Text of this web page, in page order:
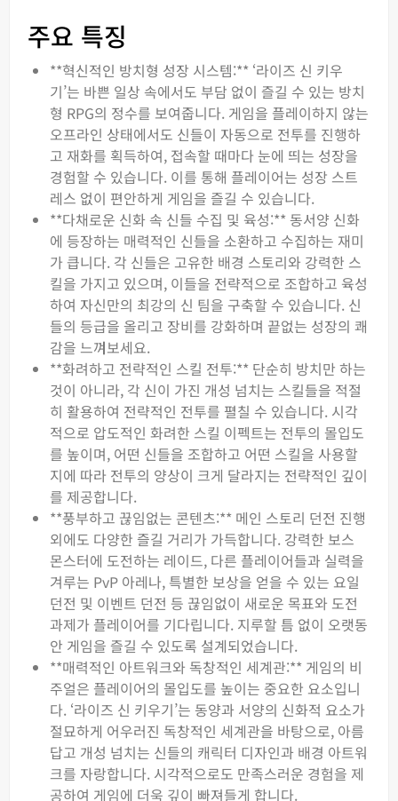
주요 특징
**혁신적인 방치형 성장 시스템:** ‘라이즈 신 키우
기’는 바쁜 일상 속에서도 부담 없이 즐길 수 있는 방치
형 RPG의 정수를 보여줍니다. 게임을 플레이하지 않는
오프라인 상태에서도 신들이 자동으로 전투를 진행하
고 재화를 획득하여, 접속할 때마다 눈에 띄는 성장을
경험할 수 있습니다. 이를 통해 플레이어는 성장 스트
레스 없이 편안하게 게임을 즐길 수 있습니다.
**다채로운 신화 속 신들 수집 및 육성:** 동서양 신화
에 등장하는 매력적인 신들을 소환하고 수집하는 재미
가 큽니다. 각 신들은 고유한 배경 스토리와 강력한 스
킬을 가지고 있으며, 이들을 전략적으로 조합하고 육성
하여 자신만의 최강의 신 팀을 구축할 수 있습니다. 신
들의 등급을 올리고 장비를 강화하며 끝없는 성장의 쾌
감을 느껴보세요.
**화려하고 전략적인 스킬 전투:** 단순히 방치만 하는
것이 아니라, 각 신이 가진 개성 넘치는 스킬들을 적절
히 활용하여 전략적인 전투를 펼칠 수 있습니다. 시각
적으로 압도적인 화려한 스킬 이펙트는 전투의 몰입도
를 높이며, 어떤 신들을 조합하고 어떤 스킬을 사용할
지에 따라 전투의 양상이 크게 달라지는 전략적인 깊이
를 제공합니다.
**풍부하고 끊임없는 콘텐츠:** 메인 스토리 던전 진행
외에도 다양한 즐길 거리가 가득합니다. 강력한 보스
몬스터에 도전하는 레이드, 다른 플레이어들과 실력을
겨루는 PvP 아레나, 특별한 보상을 얻을 수 있는 요일
던전 및 이벤트 던전 등 끊임없이 새로운 목표와 도전
과제가 플레이어를 기다립니다. 지루할 틈 없이 오랫동
안 게임을 즐길 수 있도록 설계되었습니다.
**매력적인 아트워크와 독창적인 세계관:** 게임의 비
주얼은 플레이어의 몰입도를 높이는 중요한 요소입니
다. ‘라이즈 신 키우기’는 동양과 서양의 신화적 요소가
절묘하게 어우러진 독창적인 세계관을 바탕으로, 아름
답고 개성 넘치는 신들의 캐릭터 디자인과 배경 아트워
크를 자랑합니다. 시각적으로도 만족스러운 경험을 제
공하여 게임에 더욱 깊이 빠져들게 합니다.